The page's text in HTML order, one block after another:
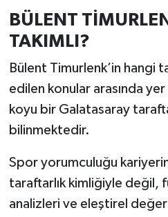
BÜLENT
TAKIMLI?
Bülent Timurlenk’in hangi
edilen konular arasında yer
koyu bir Galatasaray
bilinmektedir.
Spor yorumculuğu
taraftarlık kimliğiyle değil,
analizleri ve eleştirel